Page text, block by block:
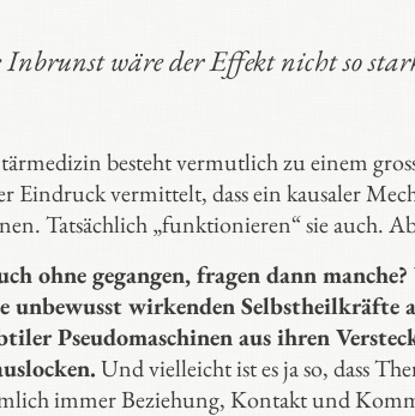
Inbrunst wäre der Effekt nicht so
besteht vermutlich zu einem
Eindruck vermittelt, dass ein kausaler
Tatsächlich „funktionieren“ sie auch.
ohne gegangen, fragen dann
unbewusst wirkenden
Pseudomaschinen aus ihren
Und vielleicht ist es ja so, dass
immer Beziehung, Kontakt und